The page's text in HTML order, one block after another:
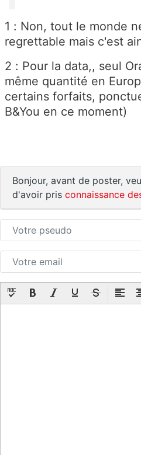
1 : Non, tout le monde
regrettable mais c'est
2 : Pour la data,, seul
même quantité en
certains forfaits,
B&You en ce moment)
Bonjour, avant de poster,
d'avoir pris connaissance